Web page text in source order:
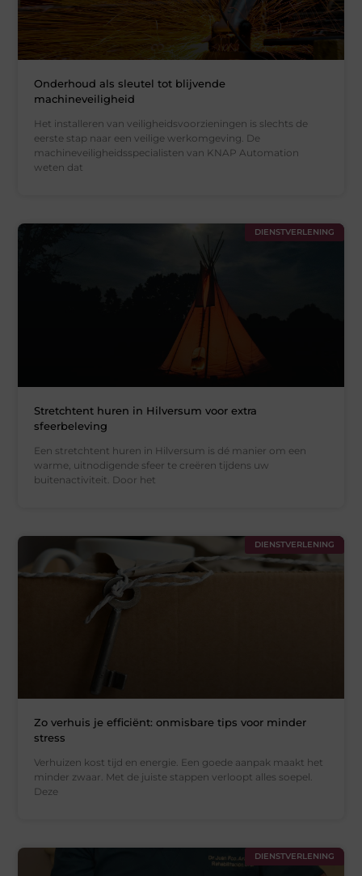
Onderhoud als sleutel tot blijvende
machineveiligheid
Het installeren van veiligheidsvoorzieningen is slechts de
eerste stap naar een veilige werkomgeving. De
machineveiligheidsspecialisten van KNAP Automation
weten dat
DIENSTVERLENING
Stretchtent huren in Hilversum voor extra
sfeerbeleving
Een stretchtent huren in Hilversum is dé manier om een
warme, uitnodigende sfeer te creëren tijdens uw
buitenactiviteit. Door het
DIENSTVERLENING
Zo verhuis je efficiënt: onmisbare tips voor minder
stress
Verhuizen kost tijd en energie. Een goede aanpak maakt het
minder zwaar. Met de juiste stappen verloopt alles soepel.
Deze
DIENSTVERLENING